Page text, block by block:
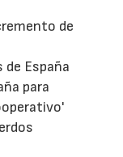
de
España
para